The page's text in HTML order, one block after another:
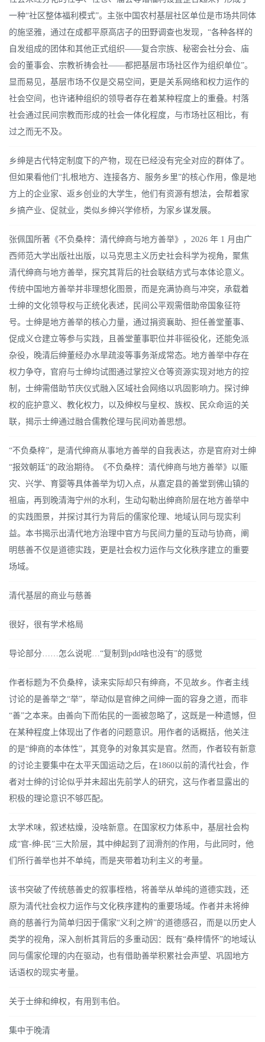
一种“社区整体福利模式”。主张中国农村基层社区单位是市场共同体
的施坚雅，通过在成都平原高店子的田野调查也发现，“各种各样的
自发组成的团体和其他正式组织——复合宗族、秘密会社分会、庙
会的董事会、宗教祈祷会社——都把基层市场社区作为组织单位”。
显而易见，基层市场不仅是交易空间，更是关系网络和权力运作的
社会空间，也许诸种组织的领导者存在着某种程度上的重叠。村落
社会通过民间宗教而形成的社会一体化程度，与市场社区相比，有
过之而无不及。
乡绅是古代特定制度下的产物，现在已经没有完全对应的群体了。
但如果看他们“扎根地方、连接各方、服务乡里”的核心作用，像是地
方上的企业家、返乡创业的大学生，他们有资源有想法，会帮着家
乡搞产业、促就业，类似乡绅兴学修桥，为家乡谋发展。
张佩国所著《不负桑梓：清代绅商与地方善举》，2026 年 1 月由广
西师范大学出版社出版，以马克思主义历史社会科学为视角，聚焦
清代绅商与地方善举，探究其背后的社会联结方式与本体论意义。
传统中国地方善举并非理想化图景，而是充满协商与冲突，承载着
士绅的文化领导权与正统化表述，民间公平观需借助帝国象征符
号。士绅是地方善举的核心力量，通过捐资襄助、担任善堂董事、
促成义仓建立等参与实践，且善堂董事职位并非徭役化，还能免派
杂役，晚清后绅董经办水旱疏浚等事务渐成常态。地方善举中存在
权力争夺，官府与士绅均试图通过掌控义仓等资源实现对地方的控
制，士绅需借助节庆仪式融入区域社会网络以巩固影响力。探讨绅
权的庇护意义、教化权力，以及绅权与皇权、族权、民众命运的关
联，揭示士绅通过融合儒教伦理与民间劝善思想。
“不负桑梓”，是清代绅商从事地方善举的自我表达，亦是官府对士绅
“报效朝廷”的政治期待。《不负桑梓：清代绅商与地方善举》以赈
灾、兴学、育婴等具体善举为切入点，从嘉定县的善堂到佛山镇的
祖庙，再到晚清海宁州的水利，生动勾勒出绅商阶层在地方善举中
的实践图景，并探讨其行为背后的儒家伦理、地域认同与现实利
益。本书揭示出清代地方治理中官方与民间力量的互动与协商，阐
明慈善不仅是道德实践，更是社会权力运作与文化秩序建立的重要
场域。
清代基层的商业与慈善
很好，很有学术格局
导论部分……怎么说呢…“复制到pdd啥也没有”的感觉
作者标题为不负桑梓，读来实际却只有绅商，不见故乡。作者主线
讨论的是善举之“举”，举动似是官绅之间绅一面的容身之道，而非
“善”之本来。由善向下而佑民的一面被忽略了，这既是一种遗憾，但
在某种程度上体现出了作者的问题意识。用作者的话概括，他关注
的是“绅商的本体性”，其竞争的对象其实是官。然而，作者较有新意
的讨论主要集中在太平天国运动之后，在1860以前的清代社会，作
者对士绅的讨论似乎并未超出先前学人的研究，这与作者显露出的
积极的理论意识不够匹配。
太学术味，叙述枯燥，没啥新意。在国家权力体系中，基层社会构
成“官-绅-民”三大阶层，其中绅起到了润滑剂的作用，与此同时，他
们所行善举也并不单纯，而是夹带着功利主义的考量。
该书突破了传统慈善史的叙事桎梏，将善举从单纯的道德实践，还
原为清代社会权力运作与文化秩序建构的重要场域。作者并未将绅
商的慈善行为简单归因于儒家“义利之辨”的道德感召，而是以历史人
类学的视角，深入剖析其背后的多重动因：既有“桑梓情怀”的地域认
同与儒家伦理的内在驱动，也有借助善举积累社会声望、巩固地方
话语权的现实考量。
关于士绅和绅权，有用到韦伯。
集中于晚清